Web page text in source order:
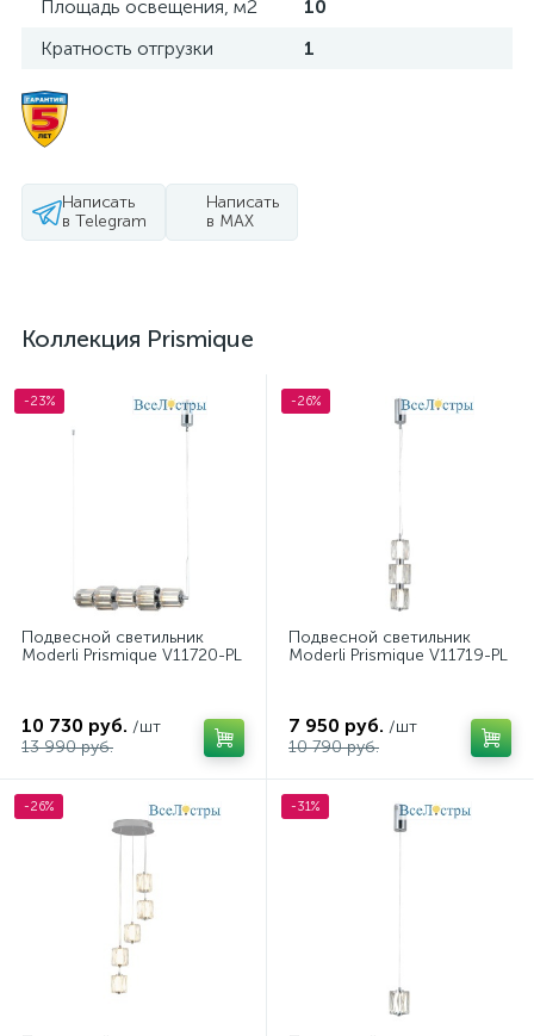
Площадь освещения, м2
10
Кратность отгрузки
1
Написать
в Telegram
Написать
в MAX
Коллекция Prismique
-23%
Подвесной светильник
Moderli Prismique V11720-PL
10 730 руб. /шт
13 990 руб.
-26%
Подвесной светильник
Moderli Prismique V11719-PL
7 950 руб. /шт
10 790 руб.
-26% -31%